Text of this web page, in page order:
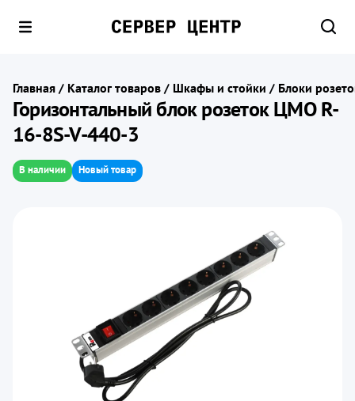
Главная / Каталог товаров / Шкафы и стойки / Блоки
Горизонтальный блок розеток ЦМО R-
16-8S-V-440-3
В наличии Новый товар